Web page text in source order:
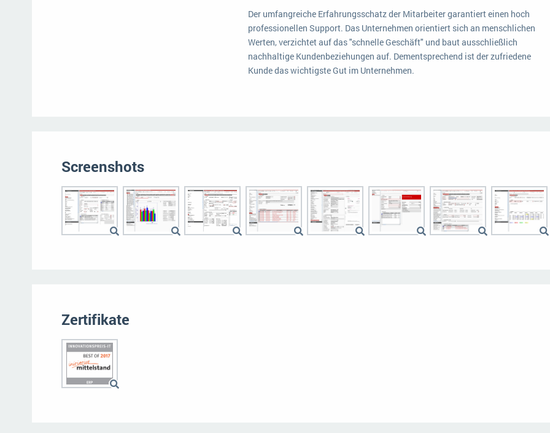
Der umfangreiche Erfahrungsschatz der Mitarbeiter garantiert einen hoch
professionellen Support. Das Unternehmen orientiert sich an menschlichen
Werten, verzichtet auf das "schnelle Geschäft" und baut ausschließlich
nachhaltige Kundenbeziehungen auf. Dementsprechend ist der zufriedene
Kunde das wichtigste Gut im Unternehmen.
Screenshots
Zertifikate